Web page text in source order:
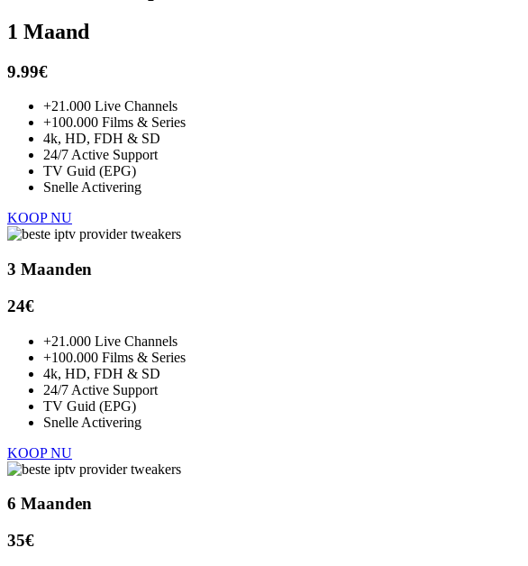
1 Maand
9.99€
+21.000 Live Channels
+100.000 Films & Series
4k, HD, FDH & SD
24/7 Active Support
TV Guid (EPG)
Snelle Activering
KOOP NU
3 Maanden
24€
+21.000 Live Channels
+100.000 Films & Series
4k, HD, FDH & SD
24/7 Active Support
TV Guid (EPG)
Snelle Activering
KOOP NU
6 Maanden
35€